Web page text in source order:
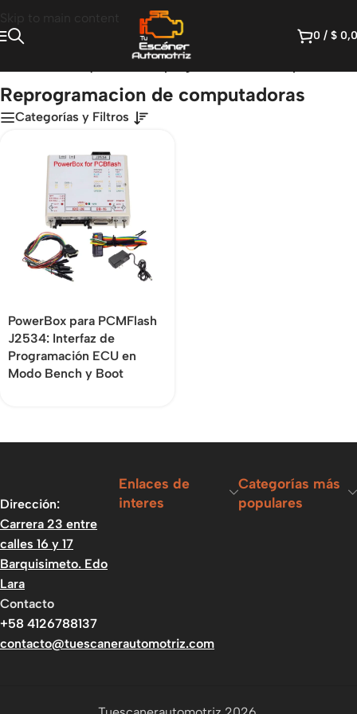
Skip to main content
0 / $
Reprogramacion de computadoras
Categorías y Filtros
PowerBox para PCMFlash
J2534: Interfaz de
Programación ECU en
Modo Bench y Boot
Dirección:
Carrera 23 entre
calles 16 y 17
Barquisimeto. Edo
Lara
Contacto
+58 4126788137
contacto@tuescanerautomotriz.com
Enlaces de
interes
Categorías más
populares